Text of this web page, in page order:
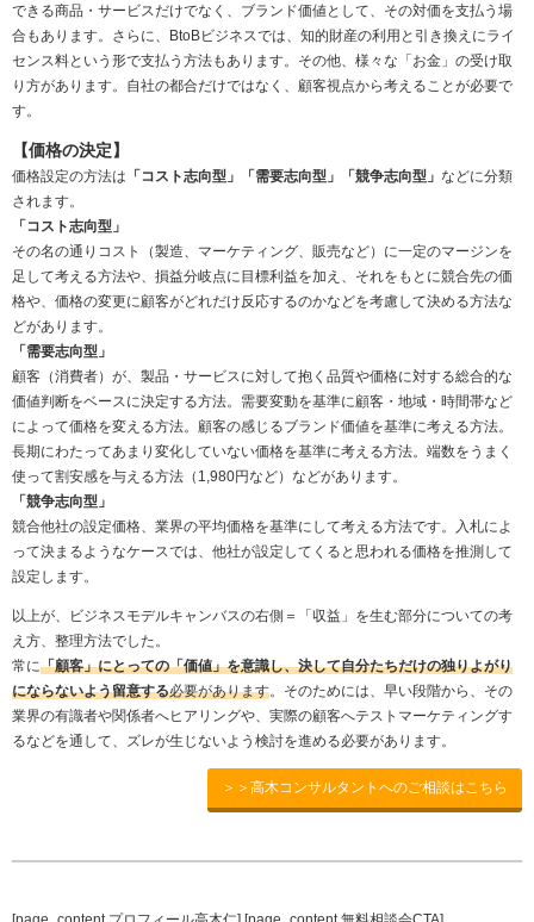
できる商品・サービスだけでなく、ブランド価値として、その対価を支払う場
合もあります。さらに、BtoBビジネスでは、知的財産の利用と引き換えにライ
センス料という形で支払う方法もあります。その他、様々な「お金」の受け取
り方があります。自社の都合だけではなく、顧客視点から考えることが必要で
す。
【価格の決定】
価格設定の方法は 「コスト志向型」「需要志向型」「競争志向型」 などに分類
されます。
「コスト志向型」
その名の通りコスト（製造、マーケティング、販売など）に一定のマージンを
足して考える方法や、損益分岐点に目標利益を加え、それをもとに競合先の価
格や、価格の変更に顧客がどれだけ反応するのかなどを考慮して決める方法な
どがあります。
「需要志向型」
顧客（消費者）が、製品・サービスに対して抱く品質や価格に対する総合的な
価値判断をベースに決定する方法。需要変動を基準に顧客・地域・時間帯など
によって価格を変える方法。顧客の感じるブランド価値を基準に考える方法。
長期にわたってあまり変化していない価格を基準に考える方法。端数をうまく
使って割安感を与える方法（1,980円など）などがあります。
「競争志向型」
競合他社の設定価格、業界の平均価格を基準にして考える方法です。入札によ
って決まるようなケースでは、他社が設定してくると思われる価格を推測して
設定します。
以上が、ビジネスモデルキャンバスの右側＝「収益」を生む部分についての考
え方、整理方法でした。
常に「顧客」にとっての「価値」を意識し、決して自分たちだけの独りよがり
にならないよう留意する必要があります。そのためには、早い段階から、その
業界の有識者や関係者へヒアリングや、実際の顧客へテストマーケティングす
るなどを通して、ズレが生じないよう検討を進める必要があります。
＞＞高木コンサルタントへのご相談はこちら